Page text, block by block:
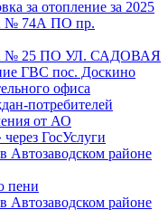
за отопление за 2025
74А ПО пр.
25 ПО УЛ. САДОВАЯ
ГВС пос. Доскино
офиса
потребителей
от АО
ГосУслуги
районе
пени
районе